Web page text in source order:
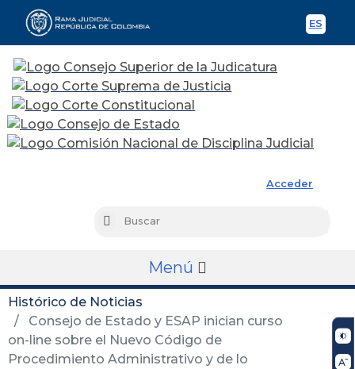
ES
Acceder
Buscar
Menú
Histórico de Noticias
Consejo de Estado y ESAP inician curso
on-line sobre el Nuevo Código de
Procedimiento Administrativo y de lo